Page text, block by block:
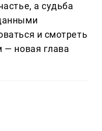
а судьба
и смотреть
— новая глава